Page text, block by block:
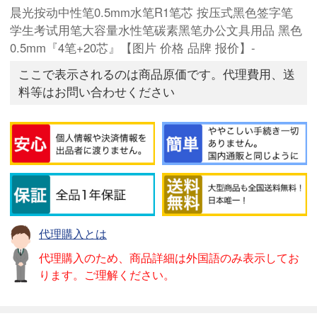
晨光按动中性笔0.5mm水笔R1笔芯 按压式黑色签字笔
学生考试用笔大容量水性笔碳素黑笔办公文具用品 黑色
0.5mm『4笔+20芯』【图片 价格 品牌 报价】-
ここで表示されるのは商品原価です。代理費用、送
料等はお問い合わせください
代理購入とは
代理購入のため、商品詳細は外国語のみ表示してお
ります。ご理解ください。